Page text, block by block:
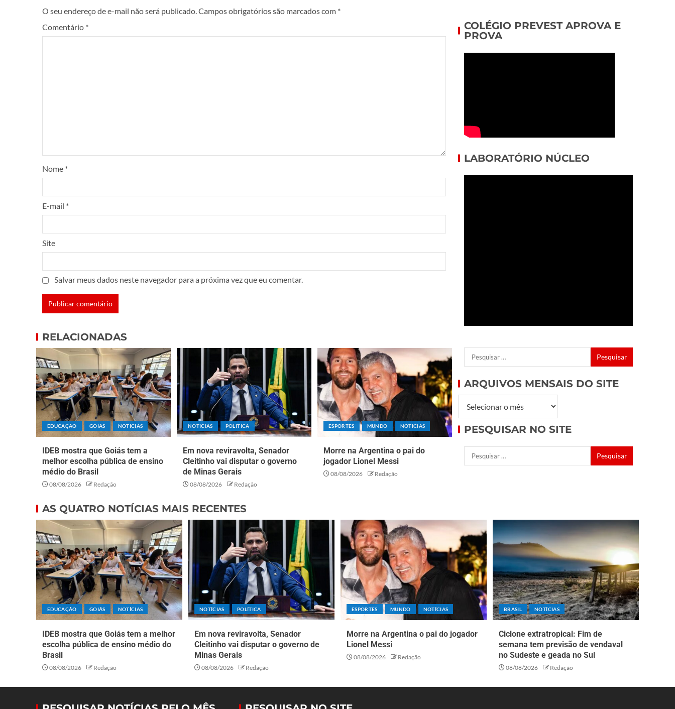
O seu endereço de e-mail não será publicado. Campos obrigatórios são marcados com *
Comentário *
Nome *
E-mail *
Site
Salvar meus dados neste navegador para a próxima vez que eu comentar.
RELACIONADAS
EDUCAÇÃO GOIÁS NOTÍCIAS
IDEB mostra que Goiás tem a
melhor escolha pública de ensino
médio do Brasil
08/08/2026 Redação
NOTÍCIAS POLÍTICA
Em nova reviravolta, Senador
Cleitinho vai disputar o governo
de Minas Gerais
08/08/2026 Redação
ESPORTES MUNDO NOTÍCIAS
Morre na Argentina o pai do
jogador Lionel Messi
08/08/2026 Redação
COLÉGIO PREVEST APROVA E
PROVA
LABORATÓRIO NÚCLEO
ARQUIVOS MENSAIS DO SITE
PESQUISAR NO SITE
AS QUATRO NOTÍCIAS MAIS RECENTES
EDUCAÇÃO GOIÁS NOTÍCIAS
IDEB mostra que Goiás tem a melhor
escolha pública de ensino médio do
Brasil
08/08/2026 Redação
NOTÍCIAS POLÍTICA
Em nova reviravolta, Senador
Cleitinho vai disputar o governo de
Minas Gerais
08/08/2026 Redação
ESPORTES MUNDO NOTÍCIAS
Morre na Argentina o pai do jogador
Lionel Messi
08/08/2026 Redação
BRASIL NOTÍCIAS
Ciclone extratropical: Fim de
semana tem previsão de vendaval
no Sudeste e geada no Sul
08/08/2026 Redação